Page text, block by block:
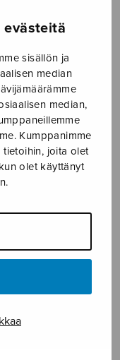
evästeitä
sisällön ja
median
median,
Kumppanimme
tietoihin, joita olet
olet käyttänyt
Serenade